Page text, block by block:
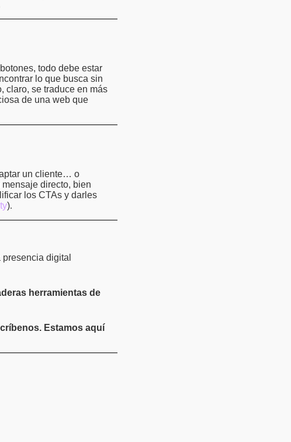
todo debe estar
lo que busca sin
claro, se traduce en más
de una web que
un cliente… o
directo, bien
los CTAs y darles
).
digital
herramientas de
Estamos aquí